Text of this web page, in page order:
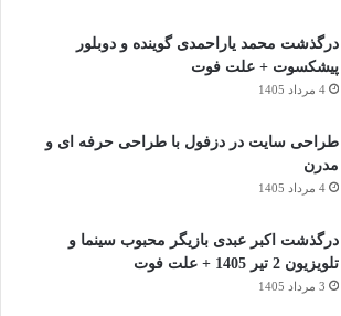
درگذشت محمد یاراحمدی گوینده و دوبلور
پیشکسوت + علت فوت
4 مرداد 1405
طراحی سایت در دزفول با طراحی حرفه‌ ای و
مدرن
4 مرداد 1405
درگذشت اکبر عبدی بازیگر محبوب سینما و
تلویزیون 2 تیر 1405 + علت فوت
3 مرداد 1405